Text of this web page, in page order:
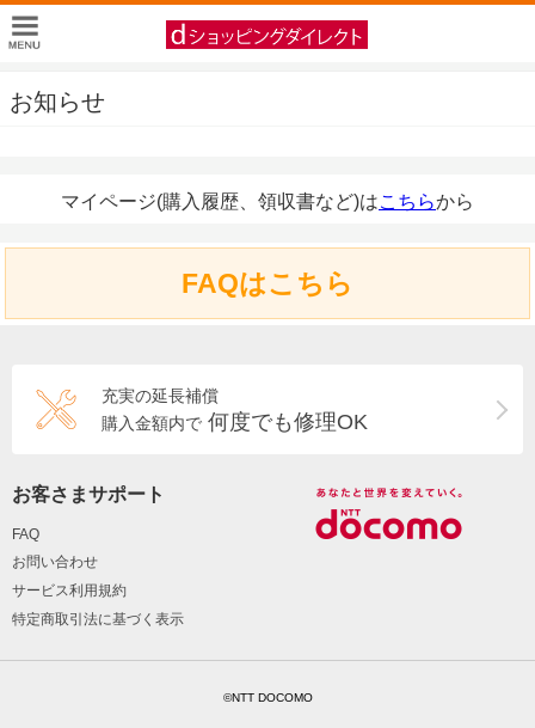
お知らせ
マイページ(購入履歴、領収書など)はこちらから
FAQはこちら
充実の延長補償
購入金額内で 何度でも修理OK
お客さまサポート
FAQ
お問い合わせ
サービス利用規約
特定商取引法に基づく表示
©NTT DOCOMO